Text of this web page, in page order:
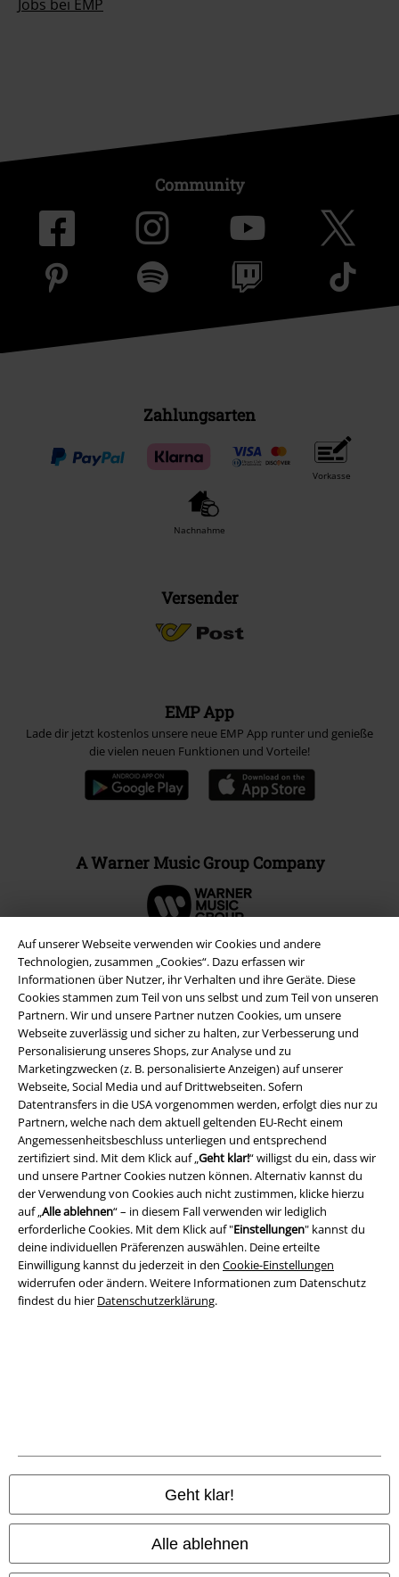
Auf unserer Webseite verwenden wir Cookies und andere
Technologien, zusammen „Cookies“. Dazu erfassen wir
Informationen über Nutzer, ihr Verhalten und ihre Geräte. Diese
Cookies stammen zum Teil von uns selbst und zum Teil von unseren
Partnern. Wir und unsere Partner nutzen Cookies, um unsere
Webseite zuverlässig und sicher zu halten, zur Verbesserung und
Personalisierung unseres Shops, zur Analyse und zu
Marketingzwecken (z. B. personalisierte Anzeigen) auf unserer
Webseite, Social Media und auf Drittwebseiten. Sofern
Datentransfers in die USA vorgenommen werden, erfolgt dies nur zu
Partnern, welche nach dem aktuell geltenden EU-Recht einem
Angemessenheitsbeschluss unterliegen und entsprechend
zertifiziert sind. Mit dem Klick auf „Geht klar!“ willigst du ein, dass wir
und unsere Partner Cookies nutzen können. Alternativ kannst du
der Verwendung von Cookies auch nicht zustimmen, klicke hierzu
auf „Alle ablehnen“ – in diesem Fall verwenden wir lediglich
erforderliche Cookies. Mit dem Klick auf "Einstellungen" kannst du
deine individuellen Präferenzen auswählen. Deine erteilte
Einwilligung kannst du jederzeit in den Cookie-Einstellungen
widerrufen oder ändern. Weitere Informationen zum Datenschutz
findest du hier Datenschutzerklärung.
Geht klar!
Alle ablehnen
Jobs bei EMP
Community
Zahlungsarten
Vorkasse
Nachnahme
Versender
EMP App
Lade dir jetzt kostenlos unsere neue EMP App runter und genieße
die vielen neuen Funktionen und Vorteile!
A Warner Music Group Company
Rechtliches
AGB
Impressum
Datenschutz
Entsorgung und Umweltschutz
Alle Preise inkl. gesetzlicher Mehrwertsteuer, zzgl.Versandkosten
© 1986-2026 E.M.P. Merchandising HGmbH